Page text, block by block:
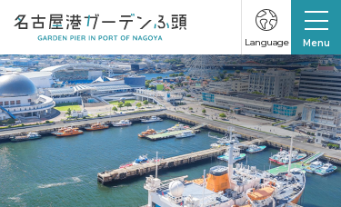
Language Menu